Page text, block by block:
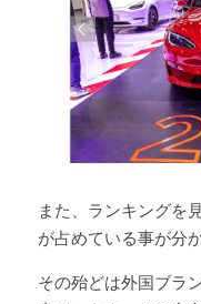
また、ランキングを
が占めている事が分
その殆どは外国ブラ